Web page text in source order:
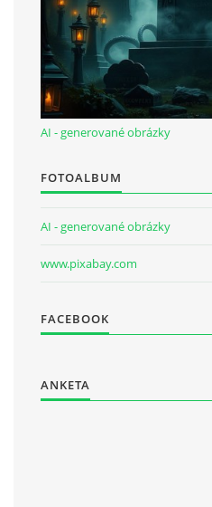
AI - generované obrázky
FOTOALBUM
AI - generované obrázky
www.pixabay.com
FACEBOOK
ANKETA